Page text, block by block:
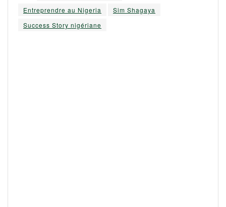
Entreprendre au Nigeria
Sim Shagaya
Success Story nigériane